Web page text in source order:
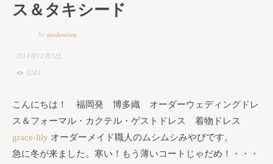
ス＆タキシード
by modemiwa
2014年12月3日
3241
こんにちは！ 福岡発 博多織 オーダーウェディングドレ
ス＆フォーマル・カクテル・ゲストドレス 着物ドレス
grace-lily オーダーメイド職人のムシムシみやびです。
急に冬が来ました。寒い！もう薄いコートじゃだめ！・・・